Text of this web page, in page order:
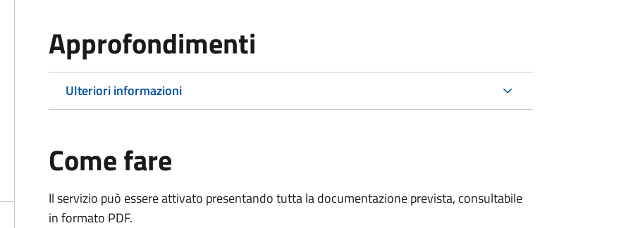
Approfondimenti
Ulteriori informazioni
Come fare
Il servizio può essere attivato presentando tutta la documentazione prevista, consultabile
in formato PDF.